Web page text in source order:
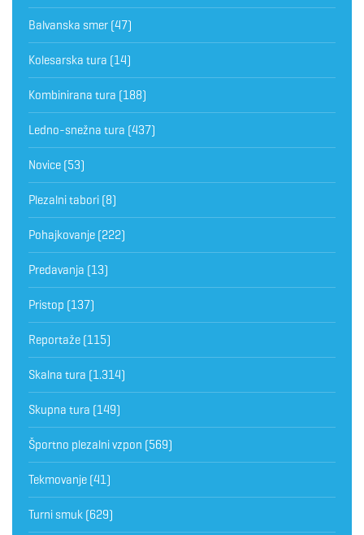
Balvanska smer (47)
Kolesarska tura (14)
Kombinirana tura (188)
Ledno-snežna tura (437)
Novice (53)
Plezalni tabori (8)
Pohajkovanje (222)
Predavanja (13)
Pristop (137)
Reportaže (115)
Skalna tura (1.314)
Skupna tura (149)
Športno plezalni vzpon (569)
Tekmovanje (41)
Turni smuk (629)